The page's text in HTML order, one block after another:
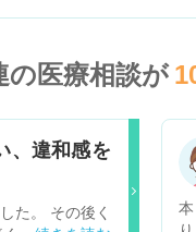
の医療相談が
、違和感を
た。 その後く